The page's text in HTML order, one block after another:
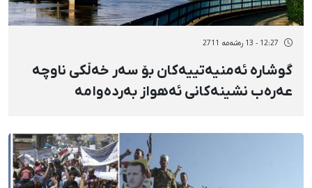
12:27 - 13 رەشەمه 2711
گوشارە ئەمنیەتییەكان بۆ سەر خەڵكی ناوچە
عەرەب نشینەكانی ئەهواز بەردەوامە